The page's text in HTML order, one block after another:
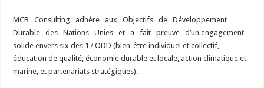
MCB Consulting adhère aux Objectifs de Développement
Durable des Nations Unies et a fait preuve d’un engagement
solide envers six des 17 ODD (bien-être individuel et collectif,
éducation de qualité, économie durable et locale, action climatique et
marine, et partenariats stratégiques).